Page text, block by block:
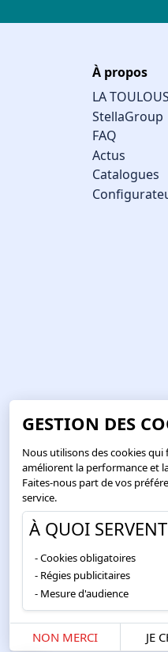
À propos
LA
StellaGroup
FAQ
Actus
Catalogues
GESTION DES
Nous utilisons des cookies
améliorent la performance et
Faites-nous part de vos
service.
À QUOI
Cookies obligatoires
Régies publicitaires
Mesure d'audience
NON MERCI JE